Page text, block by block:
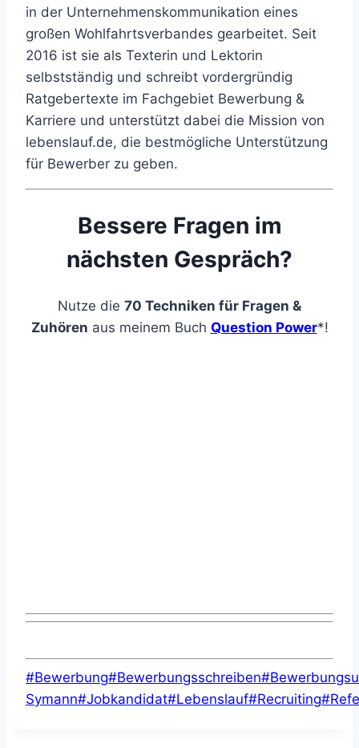
in der Unternehmenskommunikation eines
großen Wohlfahrtsverbandes gearbeitet. Seit
2016 ist sie als Texterin und Lektorin
selbstständig und schreibt vordergründig
Ratgebertexte im Fachgebiet Bewerbung &
Karriere und unterstützt dabei die Mission von
lebenslauf.de, die bestmögliche Unterstützung
für Bewerber zu geben.
Bessere Fragen im
nächsten Gespräch?
Nutze die 70 Techniken für Fragen &
Zuhören aus meinem Buch Question Power*!
Schlagworte:
#Bewerbung#Bewerbungsschreiben#
Symann#Jobkandidat#Lebenslauf#Recruiting#